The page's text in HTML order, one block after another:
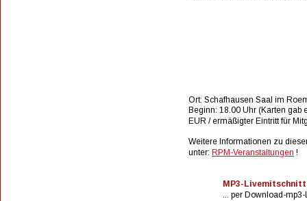
Ort: Schafhausen Saal im
Beginn: 18.00 Uhr (Karten gab
EUR / ermäßigter Eintritt für
Weitere Informationen zu
unter: RPM-Veranstaltungen !
MP3-
... per Download-